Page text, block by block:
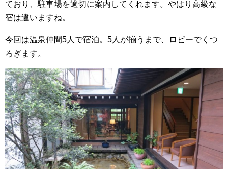
ており、駐車場を適切に案内してくれます。やはり高級な
宿は違いますね。
今回は温泉仲間5人で宿泊。5人が揃うまで、ロビーでくつ
ろぎます。